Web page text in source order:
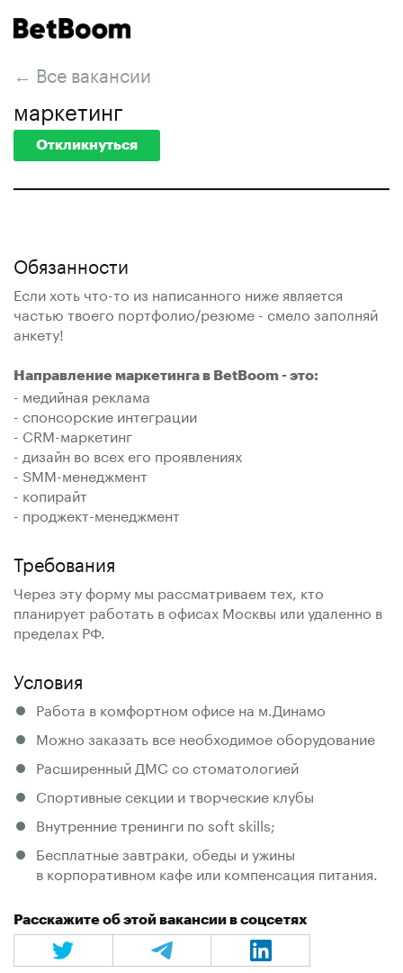
← Все вакансии
маркетинг
Откликнуться
Обязанности
Если хоть что-то из написанного ниже является
частью твоего портфолио/резюме - смело заполняй
анкету!
Направление маркетинга в BetBoom - это:
- медийная реклама
- спонсорские интеграции
- CRM-маркетинг
- дизайн во всех его проявлениях
- SMM-менеджмент
- копирайт
- проджект-менеджмент
Требования
Через эту форму мы рассматриваем тех, кто
планирует работать в офисах Москвы или удаленно в
пределах РФ.
Условия
Работа в комфортном офисе на м.Динамо
Можно заказать все необходимое оборудование
Расширенный ДМС со стоматологией
Спортивные секции и творческие клубы
Внутренние тренинги по soft skills;
Бесплатные завтраки, обеды и ужины
в корпоративном кафе или компенсация питания.
Расскажите об этой вакансии в соцсетях